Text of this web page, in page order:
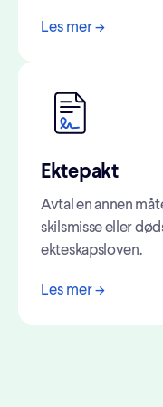
Les mer ->
Ektepakt
Avtal en annen
skilsmisse eller
ekteskapsloven.
Les mer ->